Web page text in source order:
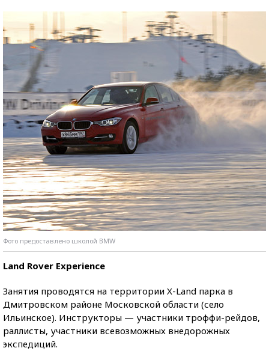
Фото предоставлено школой BMW
Land Rover Experience
Занятия проводятся на территории X-Land парка в
Дмитровском районе Московской области (село
Ильинское). Инструкторы — участники троффи-рейдов,
раллисты, участники всевозможных внедорожных
экспедиций.